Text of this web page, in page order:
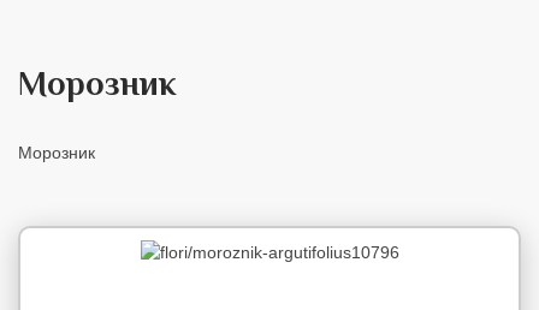
Морозник
Морозник